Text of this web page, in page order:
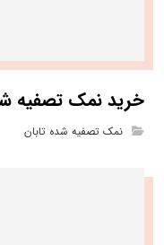
خرید نمک تصفیه
نمک تصفیه شده تابان